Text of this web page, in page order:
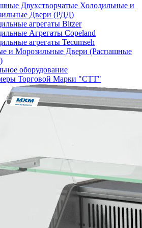
Двухстворчатые Холодильные и
Двери (РДД)
агрегаты Bitzer
Агрегаты Copeland
агрегаты Tecumseh
и Морозильные Двери (Распашные
оборудование
Торговой Марки "СТТ"